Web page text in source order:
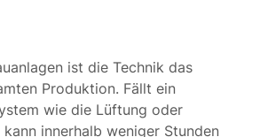
ist die Technik das
Produktion. Fällt ein
wie die Lüftung oder
kann innerhalb weniger Stunden